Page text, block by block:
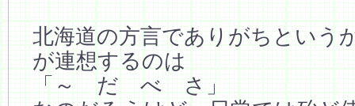
北海道の方言でありがちという
が連想するのは
「～ だ べ さ」